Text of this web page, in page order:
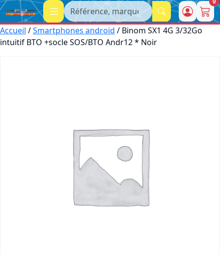
Recherche
Accueil /Smartphones android / Binom SX1 4G 3/32Go
intuitif BTO +socle SOS/BTO Andr12 * Noir